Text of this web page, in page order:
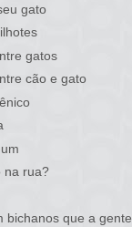
gato
gatos
cão e gato
na rua?
bichanos que a gente